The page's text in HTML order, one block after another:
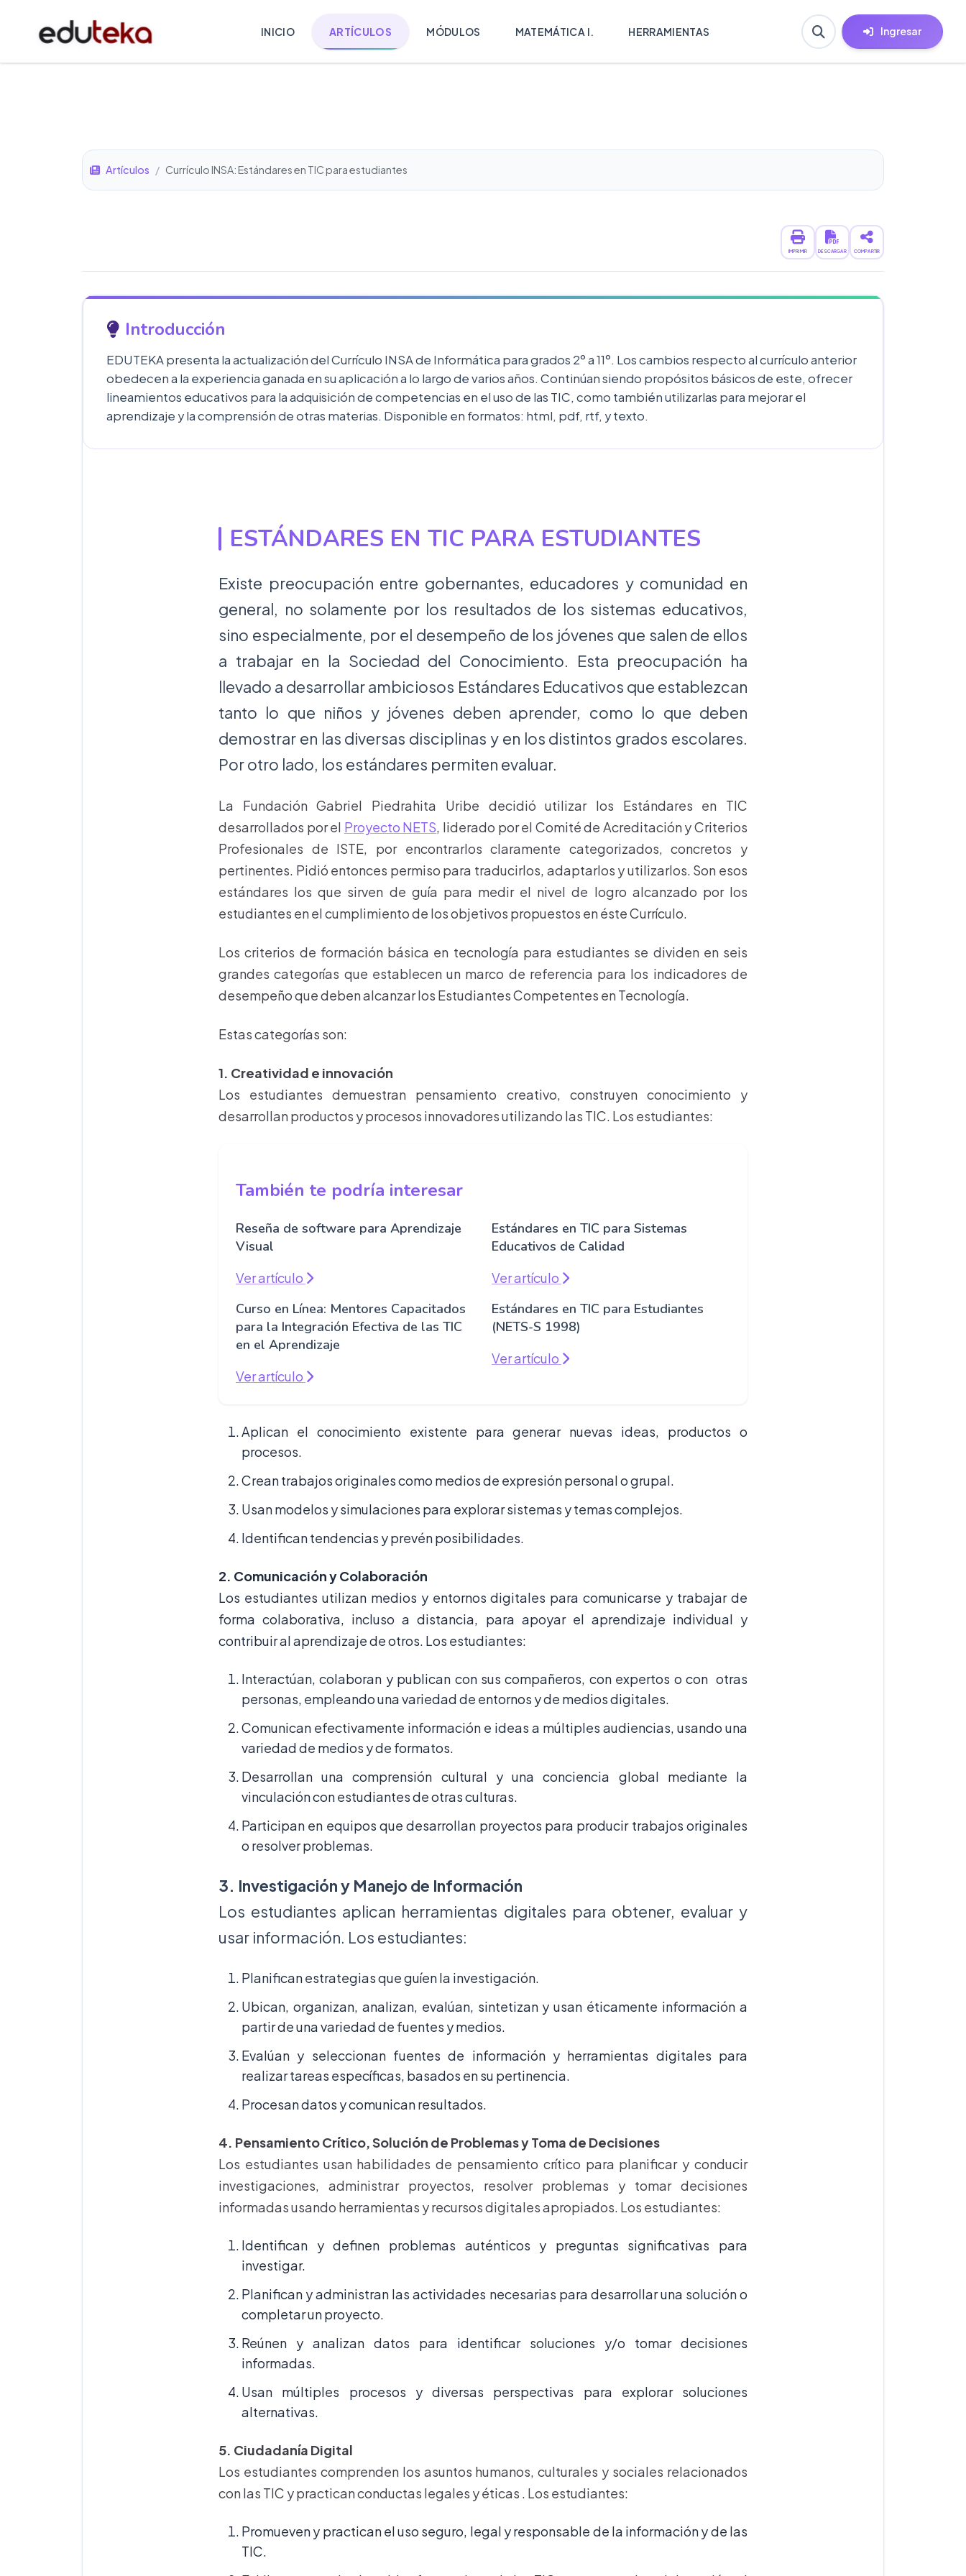
INICIO ARTÍCULOS MÓDULOS MATEMÁTICA I. HERRAMIENTAS Ingresar
Artículos / Currículo INSA: Estándares en TIC para estudiantes
IMPRIMIR DESCARGAR COMPARTIR
Introducción
EDUTEKA presenta la actualización del Currículo INSA de Informática para grados 2º a 11º. Los cambios respecto al currículo anterior
obedecen a la experiencia ganada en su aplicación a lo largo de varios años. Continúan siendo propósitos básicos de este, ofrecer
lineamientos educativos para la adquisición de competencias en el uso de las TIC, como también utilizarlas para mejorar el
aprendizaje y la comprensión de otras materias. Disponible en formatos: html, pdf, rtf, y texto.
ESTÁNDARES EN TIC PARA ESTUDIANTES
Existe preocupación entre gobernantes, educadores y comunidad en
general, no solamente por los resultados de los sistemas educativos,
sino especialmente, por el desempeño de los jóvenes que salen de ellos
a trabajar en la Sociedad del Conocimiento. Esta preocupación ha
llevado a desarrollar ambiciosos Estándares Educativos que establezcan
tanto lo que niños y jóvenes deben aprender, como lo que deben
demostrar en las diversas disciplinas y en los distintos grados escolares.
Por otro lado, los estándares permiten evaluar.
La Fundación Gabriel Piedrahita Uribe decidió utilizar los Estándares en TIC
desarrollados por el Proyecto NETS, liderado por el Comité de Acreditación y Criterios
Profesionales de ISTE, por encontrarlos claramente categorizados, concretos y
pertinentes. Pidió entonces permiso para traducirlos, adaptarlos y utilizarlos. Son esos
estándares los que sirven de guía para medir el nivel de logro alcanzado por los
estudiantes en el cumplimiento de los objetivos propuestos en éste Currículo.
Los criterios de formación básica en tecnología para estudiantes se dividen en seis
grandes categorías que establecen un marco de referencia para los indicadores de
desempeño que deben alcanzar los Estudiantes Competentes en Tecnología.
Estas categorías son:
1. Creatividad e innovación
Los estudiantes demuestran pensamiento creativo, construyen conocimiento y
desarrollan productos y procesos innovadores utilizando las TIC. Los estudiantes:
También te podría interesar
Reseña de software para Aprendizaje
Visual
Ver artículo
Estándares en TIC para Sistemas
Educativos de Calidad
Ver artículo
Curso en Línea: Mentores Capacitados
para la Integración Efectiva de las TIC
en el Aprendizaje
Ver artículo
Estándares en TIC para Estudiantes
(NETS-S 1998)
Ver artículo
Aplican el conocimiento existente para generar nuevas ideas, productos o
procesos.
Crean trabajos originales como medios de expresión personal o grupal.
Usan modelos y simulaciones para explorar sistemas y temas complejos.
Identifican tendencias y prevén posibilidades.
2. Comunicación y Colaboración
Los estudiantes utilizan medios y entornos digitales para comunicarse y trabajar de
forma colaborativa, incluso a distancia, para apoyar el aprendizaje individual y
contribuir al aprendizaje de otros. Los estudiantes:
Interactúan, colaboran y publican con sus compañeros, con expertos o con otras
personas, empleando una variedad de entornos y de medios digitales.
Comunican efectivamente información e ideas a múltiples audiencias, usando una
variedad de medios y de formatos.
Desarrollan una comprensión cultural y una conciencia global mediante la
vinculación con estudiantes de otras culturas.
Participan en equipos que desarrollan proyectos para producir trabajos originales
o resolver problemas.
3. Investigación y Manejo de Información
Los estudiantes aplican herramientas digitales para obtener, evaluar y
usar información. Los estudiantes:
Planifican estrategias que guíen la investigación.
Ubican, organizan, analizan, evalúan, sintetizan y usan éticamente información a
partir de una variedad de fuentes y medios.
Evalúan y seleccionan fuentes de información y herramientas digitales para
realizar tareas específicas, basados en su pertinencia.
Procesan datos y comunican resultados.
4. Pensamiento Crítico, Solución de Problemas y Toma de Decisiones
Los estudiantes usan habilidades de pensamiento crítico para planificar y conducir
investigaciones, administrar proyectos, resolver problemas y tomar decisiones
informadas usando herramientas y recursos digitales apropiados. Los estudiantes:
Identifican y definen problemas auténticos y preguntas significativas para
investigar.
Planifican y administran las actividades necesarias para desarrollar una solución o
completar un proyecto.
Reúnen y analizan datos para identificar soluciones y/o tomar decisiones
informadas.
Usan múltiples procesos y diversas perspectivas para explorar soluciones
alternativas.
5. Ciudadanía Digital
Los estudiantes comprenden los asuntos humanos, culturales y sociales relacionados
con las TIC y practican conductas legales y éticas . Los estudiantes:
Promueven y practican el uso seguro, legal y responsable de la información y de las
TIC.